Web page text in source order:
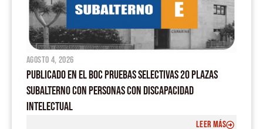
agosto 4, 2026
PUBLICADO EN EL BOC PRUEBAS SELECTIVAS 20 PLAZAS
SUBALTERNO CON PERSONAS CON DISCAPACIDAD
INTELECTUAL
LEER MÁS